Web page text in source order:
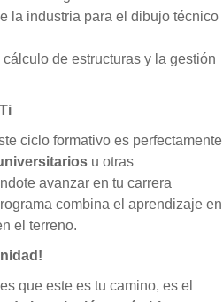
la industria para el dibujo técnico
cálculo de estructuras y la gestión
ciclo formativo es perfectamente
u otras
avanzar en tu carrera
combina el aprendizaje en
el terreno.
que este es tu camino, es el